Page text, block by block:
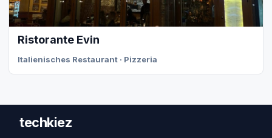
Ristorante Evin
Italienisches Restaurant · Pizzeria
techkiez